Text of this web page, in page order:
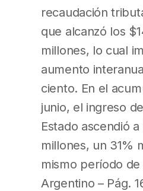
recaudación
que alcanzó los
millones, lo cual
aumento
ciento. En el
junio, el ingreso
Estado ascendió a
millones, un 31%
mismo período
Argentino – Pág.